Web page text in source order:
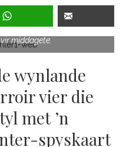
nou ervaar, is die terras
middagete.
wynlande
vier die
met ’n
spyskaart